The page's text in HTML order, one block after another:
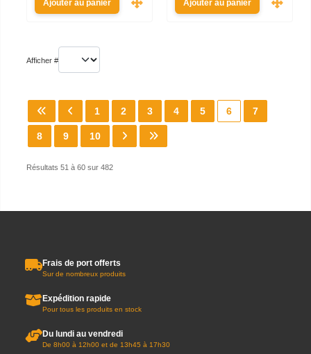
Ajouter au panier Ajouter au panier
Afficher #
1 2 3 4 5 6 7
8 9 10
Résultats 51 à 60 sur 482
Frais de port offerts
Sur de nombreux produits
Expédition rapide
Pour tous les produits en stock
Du lundi au vendredi
De 8h00 à 12h00 et de 13h45 à 17h30